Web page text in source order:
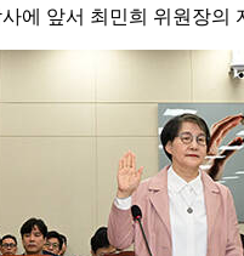
에 앞서 최민희 위원장